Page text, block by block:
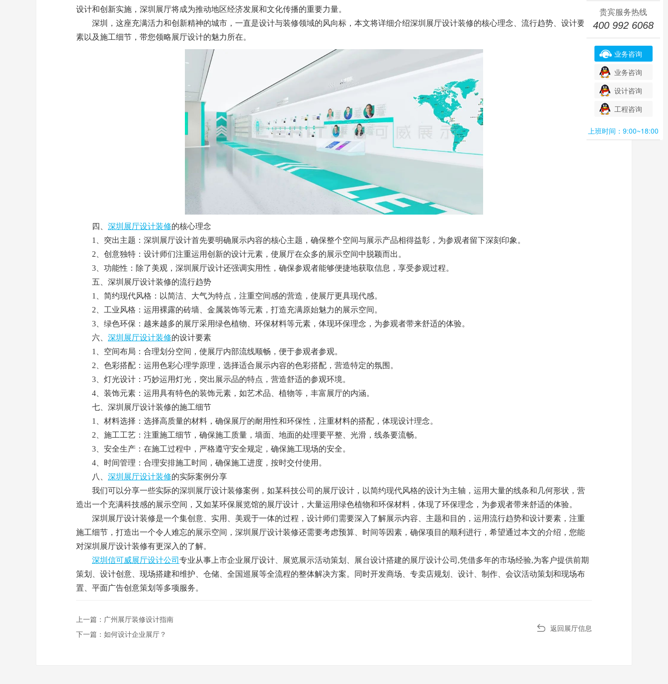
设计和创新实施，深圳展厅将成为推动地区经济发展和文化传播的重要力量。
深圳，这座充满活力和创新精神的城市，一直是设计与装修领域的风向标，本文将详细介绍深圳展厅设计装修的核心理念、流行趋势、设计要
素以及施工细节，带您领略展厅设计的魅力所在。
四、 深圳展厅设计装修的核心理念
1、突出主题：深圳展厅设计首先要明确展示内容的核心主题，确保整个空间与展示产品相得益彰，为参观者留下深刻印象。
2、创意独特：设计师们注重运用创新的设计元素，使展厅在众多的展示空间中脱颖而出。
3、功能性：除了美观，深圳展厅设计还强调实用性，确保参观者能够便捷地获取信息，享受参观过程。
五、深圳展厅设计装修的流行趋势
1、简约现代风格：以简洁、大气为特点，注重空间感的营造，使展厅更具现代感。
2、工业风格：运用裸露的砖墙、金属装饰等元素，打造充满原始魅力的展示空间。
3、绿色环保：越来越多的展厅采用绿色植物、环保材料等元素，体现环保理念，为参观者带来舒适的体验。
六、 深圳展厅设计装修的设计要素
1、空间布局：合理划分空间，使展厅内部流线顺畅，便于参观者参观。
2、色彩搭配：运用色彩心理学原理，选择适合展示内容的色彩搭配，营造特定的氛围。
3、灯光设计：巧妙运用灯光，突出展示品的特点，营造舒适的参观环境。
4、装饰元素：运用具有特色的装饰元素，如艺术品、植物等，丰富展厅的内涵。
七、深圳展厅设计装修的施工细节
1、材料选择：选择高质量的材料，确保展厅的耐用性和环保性，注重材料的搭配，体现设计理念。
2、施工工艺：注重施工细节，确保施工质量，墙面、地面的处理要平整、光滑，线条要流畅。
3、安全生产：在施工过程中，严格遵守安全规定，确保施工现场的安全。
4、时间管理：合理安排施工时间，确保施工进度，按时交付使用。
八、 深圳展厅设计装修的实际案例分享
我们可以分享一些实际的深圳展厅设计装修案例，如某科技公司的展厅设计，以简约现代风格的设计为主轴，运用大量的线条和几何形状，营
造出一个充满科技感的展示空间，又如某环保展览馆的展厅设计，大量运用绿色植物和环保材料，体现了环保理念，为参观者带来舒适的体验。
深圳展厅设计装修是一个集创意、实用、美观于一体的过程，设计师们需要深入了解展示内容、主题和目的，运用流行趋势和设计要素，注重
施工细节，打造出一个令人难忘的展示空间，深圳展厅设计装修还需要考虑预算、时间等因素，确保项目的顺利进行，希望通过本文的介绍，您能
对深圳展厅设计装修有更深入的了解。
深圳信可威展厅设计公司 专业从事上市企业展厅设计、展览展示活动策划、展台设计搭建的展厅设计公司,凭借多年的市场经验,为客户提供前期
策划、设计创意、现场搭建和维护、仓储、全国巡展等全流程的整体解决方案。同时开发商场、专卖店规划、设计、制作、会议活动策划和现场布
置、平面广告创意策划等多项服务。
上一篇： 广州展厅装修设计指南
下一篇： 如何设计企业展厅？
返回展厅信息
贵宾服务热线
400 992 6068
业务咨询
业务咨询
设计咨询
工程咨询
上班时间：9:00~18:00